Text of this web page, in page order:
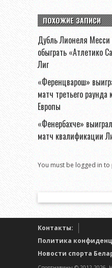
ПОХОЖИЕ ЗАПИСИ
Дубль Лионеля
обыграть «Атлетико
Лиг
«Ференцварош»
матч третьего
Европы
«Фенербахче»
матч квалификации
You must be logged in
Контакты:
Политика
Новости спорта